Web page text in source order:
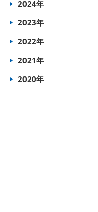
2024年
2023年
2022年
2021年
2020年